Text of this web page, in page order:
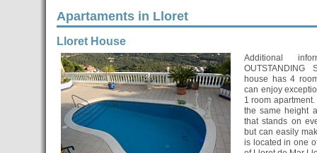
Apartaments in Lloret
Lloret House
Additional
OUTSTANDING
house has 4
can enjoy
1 room
the same height
that stands on
but can easily
is located in one